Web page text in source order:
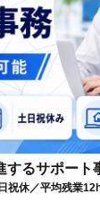
するサポート
祝休／平均残業